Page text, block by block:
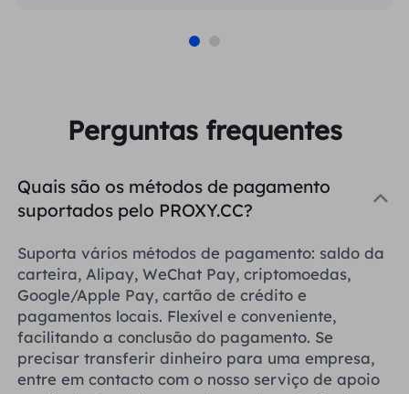
Perguntas frequentes
Quais são os métodos de pagamento
suportados pelo PROXY.CC?
Suporta vários métodos de pagamento: saldo da
carteira, Alipay, WeChat Pay, criptomoedas,
Google/Apple Pay, cartão de crédito e
pagamentos locais. Flexível e conveniente,
facilitando a conclusão do pagamento. Se
precisar transferir dinheiro para uma empresa,
entre em contacto com o nosso serviço de apoio